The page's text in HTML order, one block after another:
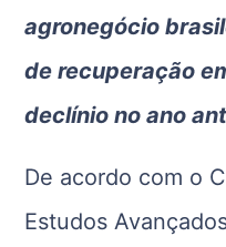
agronegócio
de recuperação
declínio no ano
De acordo com o
Estudos